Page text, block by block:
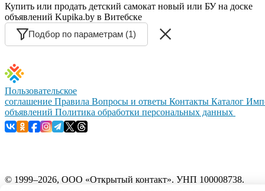
Купить или продать детский самокат новый или БУ на доске
объявлений Kupika.by в Витебске
Подбор по параметрам (1)
Пользовательское
соглашение Правила Вопросы и ответы Контакты Каталог
объявлений Политика обработки персональных данных
© 1999–2026, ООО «Открытый контакт». УНП 100008738.